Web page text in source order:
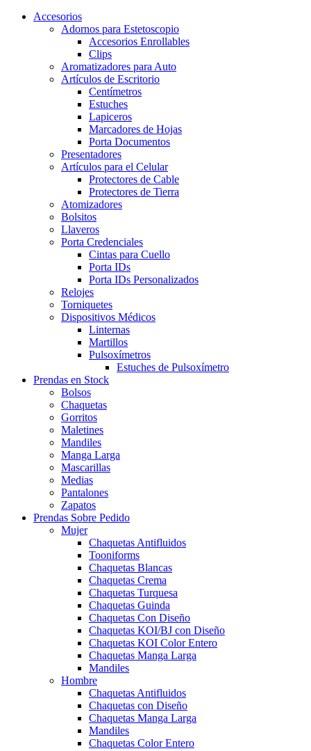
Accesorios
Adornos para Estetoscopio
Accesorios Enrollables
Clips
Aromatizadores para Auto
Artículos de Escritorio
Centímetros
Estuches
Lapiceros
Marcadores de Hojas
Porta Documentos
Presentadores
Artículos para el Celular
Protectores de Cable
Protectores de Tierra
Atomizadores
Bolsitos
Llaveros
Porta Credenciales
Cintas para Cuello
Porta IDs
Porta IDs Personalizados
Relojes
Torniquetes
Dispositivos Médicos
Linternas
Martillos
Pulsoxímetros
Estuches de Pulsoxímetro
Prendas en Stock
Bolsos
Chaquetas
Gorritos
Maletines
Mandiles
Manga Larga
Mascarillas
Medias
Pantalones
Zapatos
Prendas Sobre Pedido
Mujer
Chaquetas Antifluidos
Tooniforms
Chaquetas Blancas
Chaquetas Crema
Chaquetas Turquesa
Chaquetas Guinda
Chaquetas Con Diseño
Chaquetas KOI/BJ con Diseño
Chaquetas KOI Color Entero
Chaquetas Manga Larga
Mandiles
Hombre
Chaquetas Antifluidos
Chaquetas con Diseño
Chaquetas Manga Larga
Mandiles
Chaquetas Color Entero